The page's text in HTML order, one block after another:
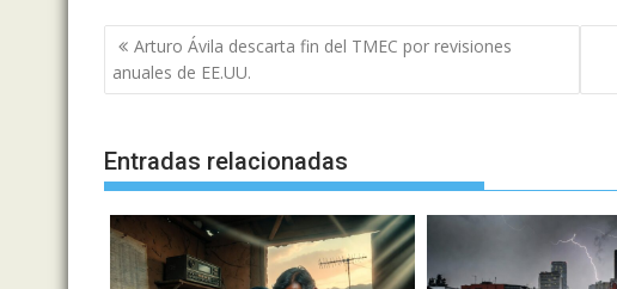
Navegación
de
entradas
Arturo Ávila descarta fin del TMEC por revisiones
anuales de EE.UU.
Entradas relacionadas